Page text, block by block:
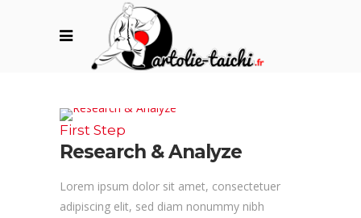
First Step
Research & Analyze
Lorem ipsum dolor sit amet, consectetuer
adipiscing elit, sed diam nonummy nibh